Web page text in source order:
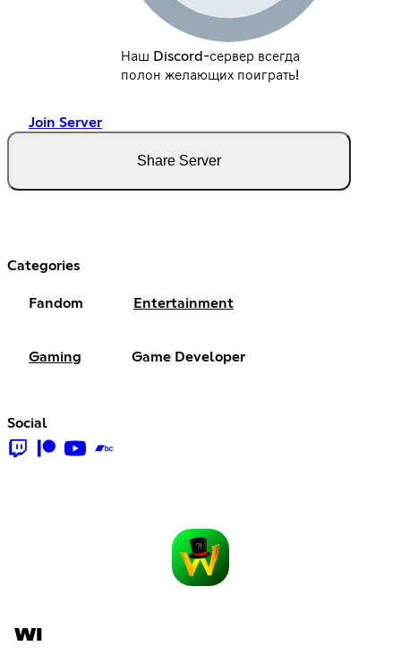
Наш Discord-сервер всегда
полон желающих поиграть!
Join Server
Share Server
Categories
Fandom Entertainment
Gaming Game Developer
Social
WI